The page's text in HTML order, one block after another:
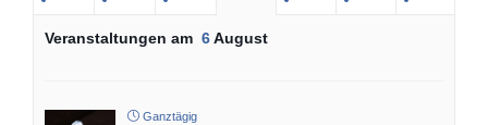
Veranstaltungen am 6August
Ganztägig